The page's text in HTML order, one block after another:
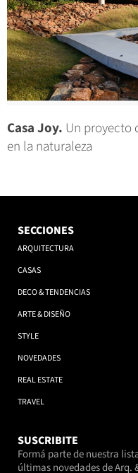
Casa Joy. Un proyecto
en la naturaleza
SECCIONES
ARQUITECTURA
CASAS
DECO & TENDENCIAS
ARTE & DISEÑO
STYLE
NOVEDADES
REAL ESTATE
TRAVEL
SUSCRIBITE
Formá parte de nuestra
últimas novedades de Arq.